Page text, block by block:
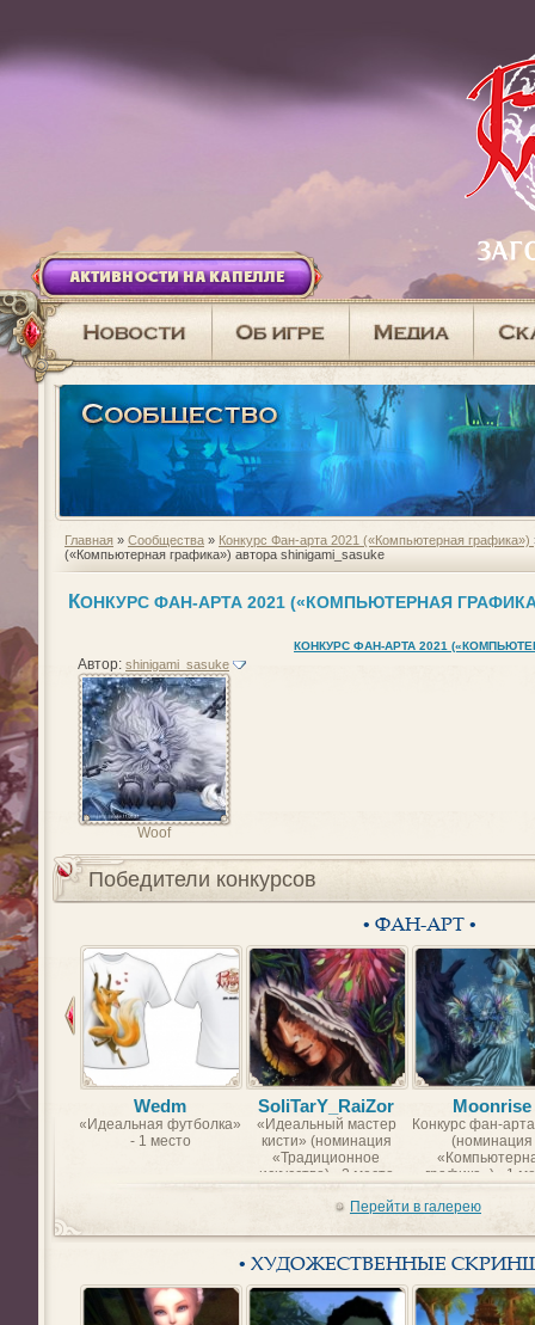
АКТИВНОСТИ НА КАПЕЛЛЕ
Главная » Сообщества » Конкурс Фан-арта 2021 («Компьютерная графика»)
(«Компьютерная графика») автора shinigami_sasuke
КОНКУРС ФАН-АРТА 2021 («КОМПЬЮТЕРНАЯ
КОНКУРС ФАН-АРТА 2021
Автор: shinigami_sasuke
Woof
Победители конкурсов
• ФАН-АРТ •
Wedm
«Идеальная футболка»
- 1 место
SoliTarY_RaiZor
«Идеальный мастер
кисти» (номинация
«Традиционное
искусство) - 2 место
Moonrise
Конкурс фан-
(номинация
графика») - 1
Перейти в галерею
• ХУДОЖЕСТВЕННЫЕ